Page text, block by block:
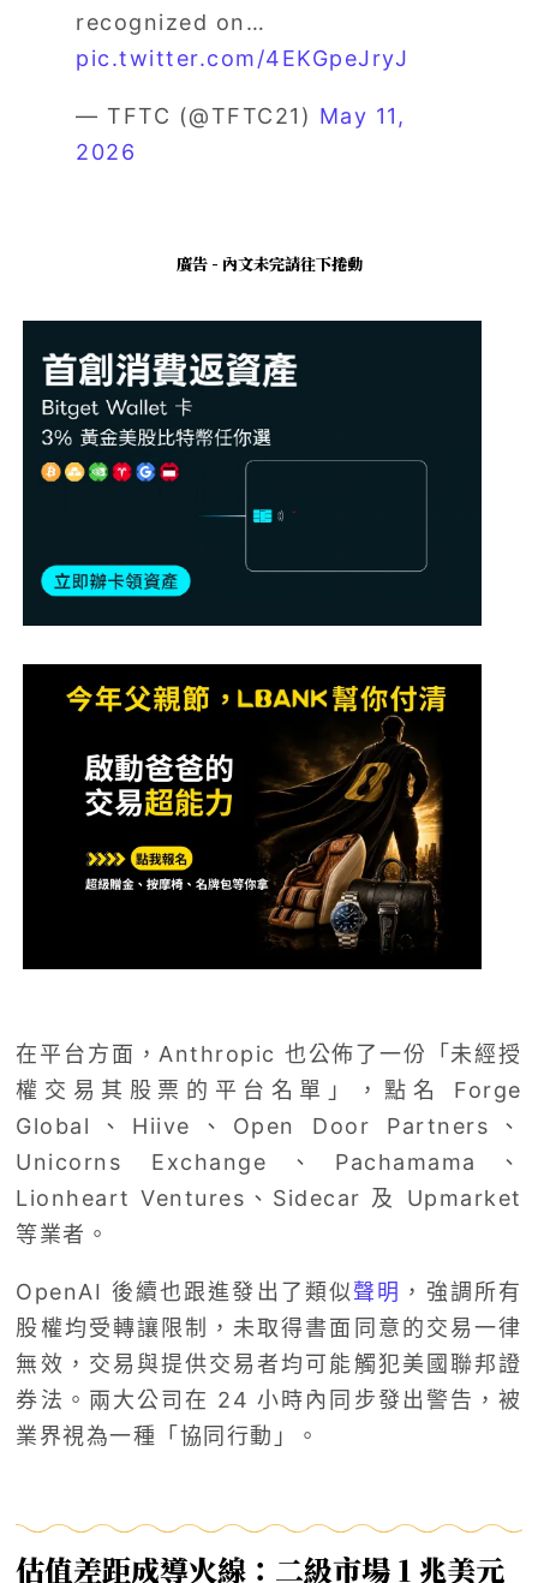
recognized on…
pic.twitter.com/4EKGpeJryJ
— TFTC (@TFTC21) May 11,
2026
廣告 - 內文未完請往下捲動
在平台方面，Anthropic 也公佈了一份「未經授
權交易其股票的平台名單」，點名 Forge
Global、Hiive、Open Door Partners、
Unicorns Exchange、Pachamama、
Lionheart Ventures、Sidecar 及 Upmarket
等業者。
OpenAI 後續也跟進發出了類似聲明 ，強調所有
股權均受轉讓限制，未取得書面同意的交易一律
無效，交易與提供交易者均可能觸犯美國聯邦證
券法。兩大公司在 24 小時內同步發出警告，被
業界視為一種「協同行動」。
估值差距成導火線：二級市場 1 兆美元